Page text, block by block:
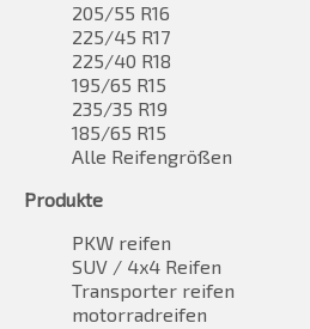
205/55 R16
225/45 R17
225/40 R18
195/65 R15
235/35 R19
185/65 R15
Alle Reifengrößen
Produkte
PKW reifen
SUV / 4x4 Reifen
Transporter reifen
motorradreifen